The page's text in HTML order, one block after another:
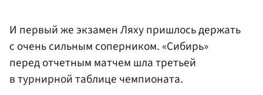
И первый же экзамен Ляху пришлось держать
с очень сильным соперником. «Сибирь»
перед отчетным матчем шла третьей
в турнирной таблице чемпионата.